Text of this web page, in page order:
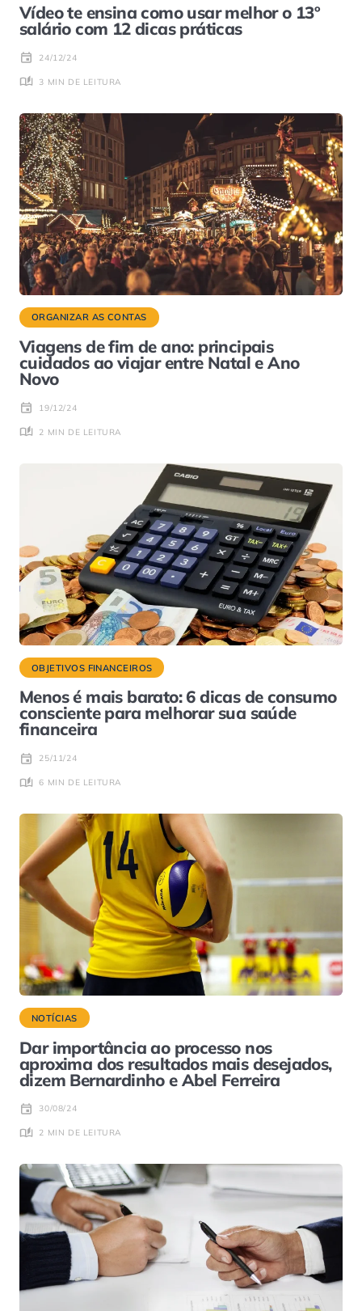
Vídeo te ensina como usar melhor o 13º
salário com 12 dicas práticas
24/12/24
3 MIN DE LEITURA
ORGANIZAR AS CONTAS
Viagens de fim de ano: principais
cuidados ao viajar entre Natal e Ano
Novo
19/12/24
2 MIN DE LEITURA
OBJETIVOS FINANCEIROS
Menos é mais barato: 6 dicas de consumo
consciente para melhorar sua saúde
financeira
25/11/24
6 MIN DE LEITURA
NOTÍCIAS
Dar importância ao processo nos
aproxima dos resultados mais desejados,
dizem Bernardinho e Abel Ferreira
30/08/24
2 MIN DE LEITURA